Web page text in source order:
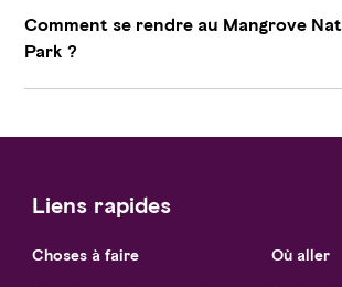
Comment se rendre au Mangrove
Park ?
Liens rapides
Choses à faire Où aller